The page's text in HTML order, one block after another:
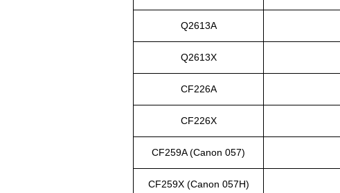
Q2613A
Q2613X
CF226A
CF226X
CF259A (Canon 057)
CF259X (Canon 057H)